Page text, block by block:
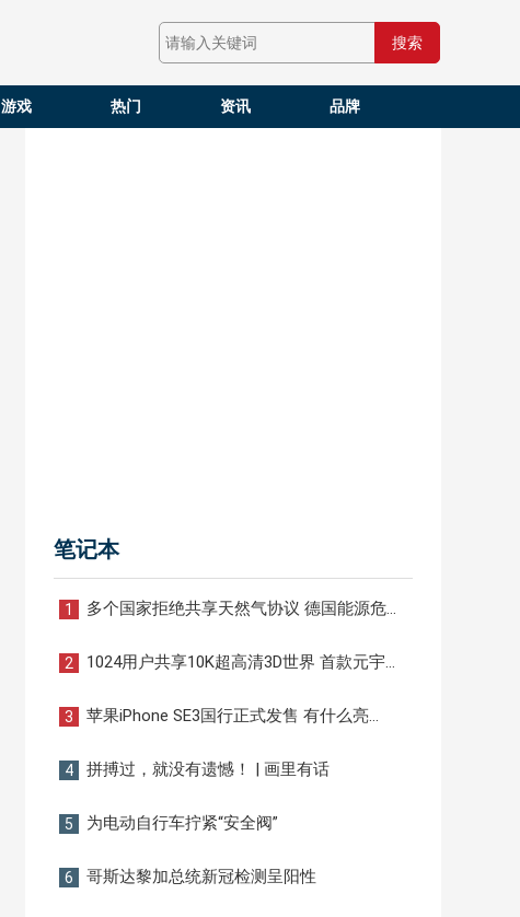
搜索
游戏 热门 资讯 品牌
笔记本
1
多个国家拒绝共享天然气协议 德国能源危
2
1024用户共享10K超高清3D世界 首款元宇
3
苹果iPhone SE3国行正式发售 有什么亮
4 拼搏过，就没有遗憾！ | 画里有话
5 为电动自行车拧紧“安全阀”
6 哥斯达黎加总统新冠检测呈阳性